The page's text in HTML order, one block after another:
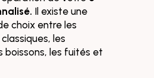
Il existe une
choix entre les
les
boissons, les fuités et